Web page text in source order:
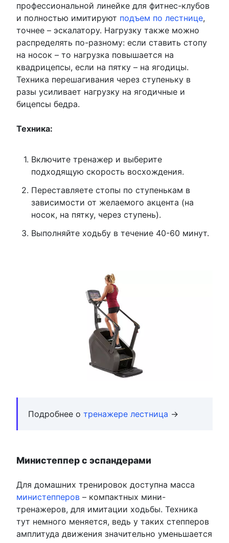
профессиональной линейке для фитнес-клубов
и полностью имитируют подъем по лестнице,
точнее – эскалатору. Нагрузку также можно
распределять по-разному: если ставить стопу
на носок – то нагрузка повышается на
квадрицепсы, если на пятку – на ягодицы.
Техника перешагивания через ступеньку в
разы усиливает нагрузку на ягодичные и
бицепсы бедра.
Техника:
Включите тренажер и выберите
подходящую скорость восхождения.
Переставляете стопы по ступенькам в
зависимости от желаемого акцента (на
носок, на пятку, через ступень).
Выполняйте ходьбу в течение 40-60 минут.
Подробнее о тренажере лестница →
Министеппер с эспандерами
Для домашних тренировок доступна масса
министепперов – компактных мини-
тренажеров, для имитации ходьбы. Техника
тут немного меняется, ведь у таких степперов
амплитуда движения значительно уменьшается